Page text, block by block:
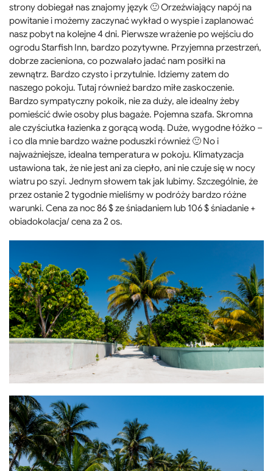
strony dobiegał nas znajomy język 🙂 Orzeźwiający napój na
powitanie i możemy zaczynać wykład o wyspie i zaplanować
nasz pobyt na kolejne 4 dni. Pierwsze wrażenie po wejściu do
ogrodu Starfish Inn, bardzo pozytywne. Przyjemna przestrzeń,
dobrze zacieniona, co pozwalało jadać nam posiłki na
zewnątrz. Bardzo czysto i przytulnie. Idziemy zatem do
naszego pokoju. Tutaj również bardzo miłe zaskoczenie.
Bardzo sympatyczny pokoik, nie za duży, ale idealny żeby
pomieścić dwie osoby plus bagaże. Pojemna szafa. Skromna
ale czyściutka łazienka z gorącą wodą. Duże, wygodne łóżko –
i co dla mnie bardzo ważne poduszki również 🙂 No i
najważniejsze, idealna temperatura w pokoju. Klimatyzacja
ustawiona tak, że nie jest ani za ciepło, ani nie czuje się w nocy
wiatru po szyi. Jednym słowem tak jak lubimy. Szczególnie, że
przez ostanie 2 tygodnie mieliśmy w podróży bardzo różne
warunki. Cena za noc 86 $ ze śniadaniem lub 106 $ śniadanie +
obiadokolacja/ cena za 2 os.